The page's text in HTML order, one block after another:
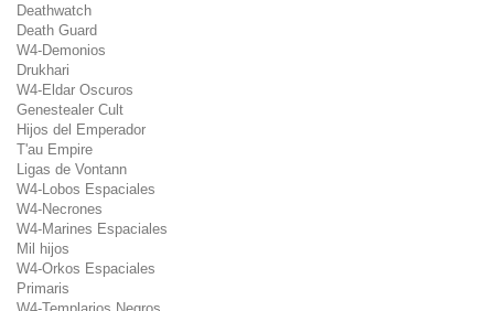
Deathwatch
Death Guard
W4-Demonios
Drukhari
W4-Eldar Oscuros
Genestealer Cult
Hijos del Emperador
T'au Empire
Ligas de Vontann
W4-Lobos Espaciales
W4-Necrones
W4-Marines Espaciales
Mil hijos
W4-Orkos Espaciales
Primaris